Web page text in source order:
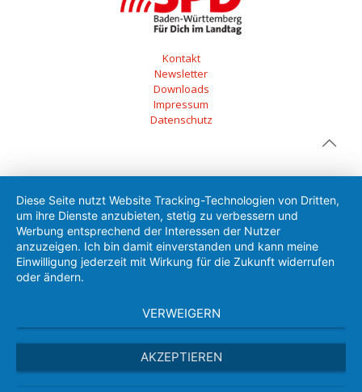
Kontakt
Newsletter
Downloads
Impressum
Datenschutz
Diese Seite nutzt Website Tracking-Technologien von Dritten,
um ihre Dienste anzubieten, stetig zu verbessern und
Werbung entsprechend der Interessen der Nutzer
anzuzeigen. Ich bin damit einverstanden und kann meine
Einwilligung jederzeit mit Wirkung für die Zukunft widerrufen
oder ändern.
VERWEIGERN
AKZEPTIEREN